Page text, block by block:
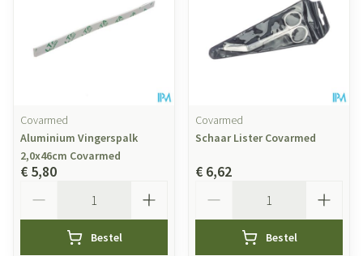
Covarmed
Aluminium Vingerspalk
2,0x46cm Covarmed
€ 5,80
Bestel
Covarmed
Schaar Lister Covarmed
€ 6,62
Bestel